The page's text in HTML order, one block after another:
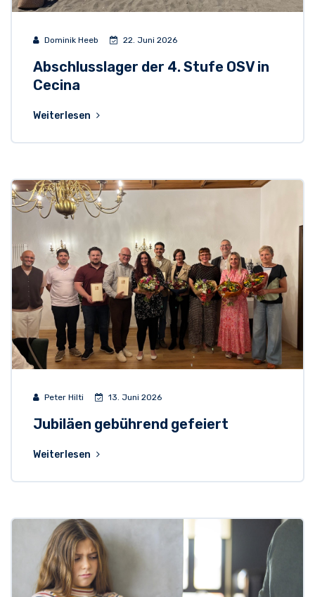
Dominik Heeb 22. Juni 2026
Abschlusslager der 4. Stufe OSV in
Cecina
Weiterlesen
Peter Hilti 13. Juni 2026
Jubiläen gebührend gefeiert
Weiterlesen